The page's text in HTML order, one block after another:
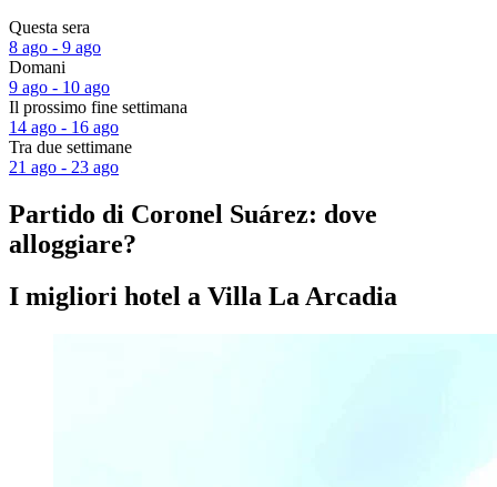
Questa sera
8 ago - 9 ago
Domani
9 ago - 10 ago
Il prossimo fine settimana
14 ago - 16 ago
Tra due settimane
21 ago - 23 ago
Partido di Coronel Suárez: dove
alloggiare?
I migliori hotel a Villa La Arcadia